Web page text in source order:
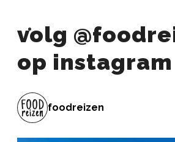
volg
op instagram
foodreizen